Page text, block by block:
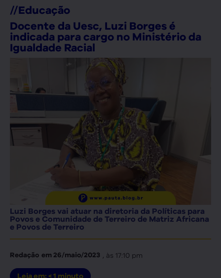
//Educação
Docente da Uesc, Luzi Borges é
indicada para cargo no Ministério da
Igualdade Racial
Luzi Borges vai atuar na diretoria da Políticas para
Povos e Comunidade de Terreiro de Matriz Africana
e Povos de Terreiro
Redação em26/maio/2023 , às 17:10 pm
Leia em: < 1 minuto